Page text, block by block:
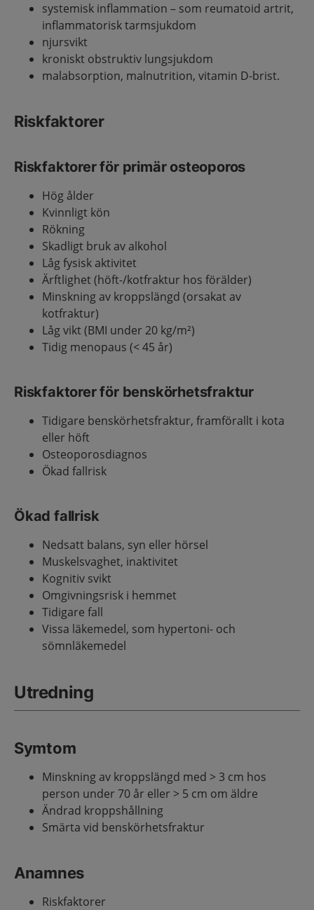
systemisk inflammation – som reumatoid artrit,
inflammatorisk tarmsjukdom
njursvikt
kroniskt obstruktiv lungsjukdom
malabsorption, malnutrition, vitamin D-brist.
Riskfaktorer
Riskfaktorer för primär osteoporos
Hög ålder
Kvinnligt kön
Rökning
Skadligt bruk av alkohol
Låg fysisk aktivitet
Ärftlighet (höft-/kotfraktur hos förälder)
Minskning av kroppslängd (orsakat av
kotfraktur)
Låg vikt (BMI under 20 kg/m²)
Tidig menopaus (< 45 år)
Riskfaktorer för benskörhetsfraktur
Tidigare benskörhetsfraktur, framförallt i kota
eller höft
Osteoporosdiagnos
Ökad fallrisk
Ökad fallrisk
Nedsatt balans, syn eller hörsel
Muskelsvaghet, inaktivitet
Kognitiv svikt
Omgivningsrisk i hemmet
Tidigare fall
Vissa läkemedel, som hypertoni- och
sömnläkemedel
Utredning
Symtom
Minskning av kroppslängd med > 3 cm hos
person under 70 år eller > 5 cm om äldre
Ändrad kroppshållning
Smärta vid benskörhetsfraktur
Anamnes
Riskfaktorer